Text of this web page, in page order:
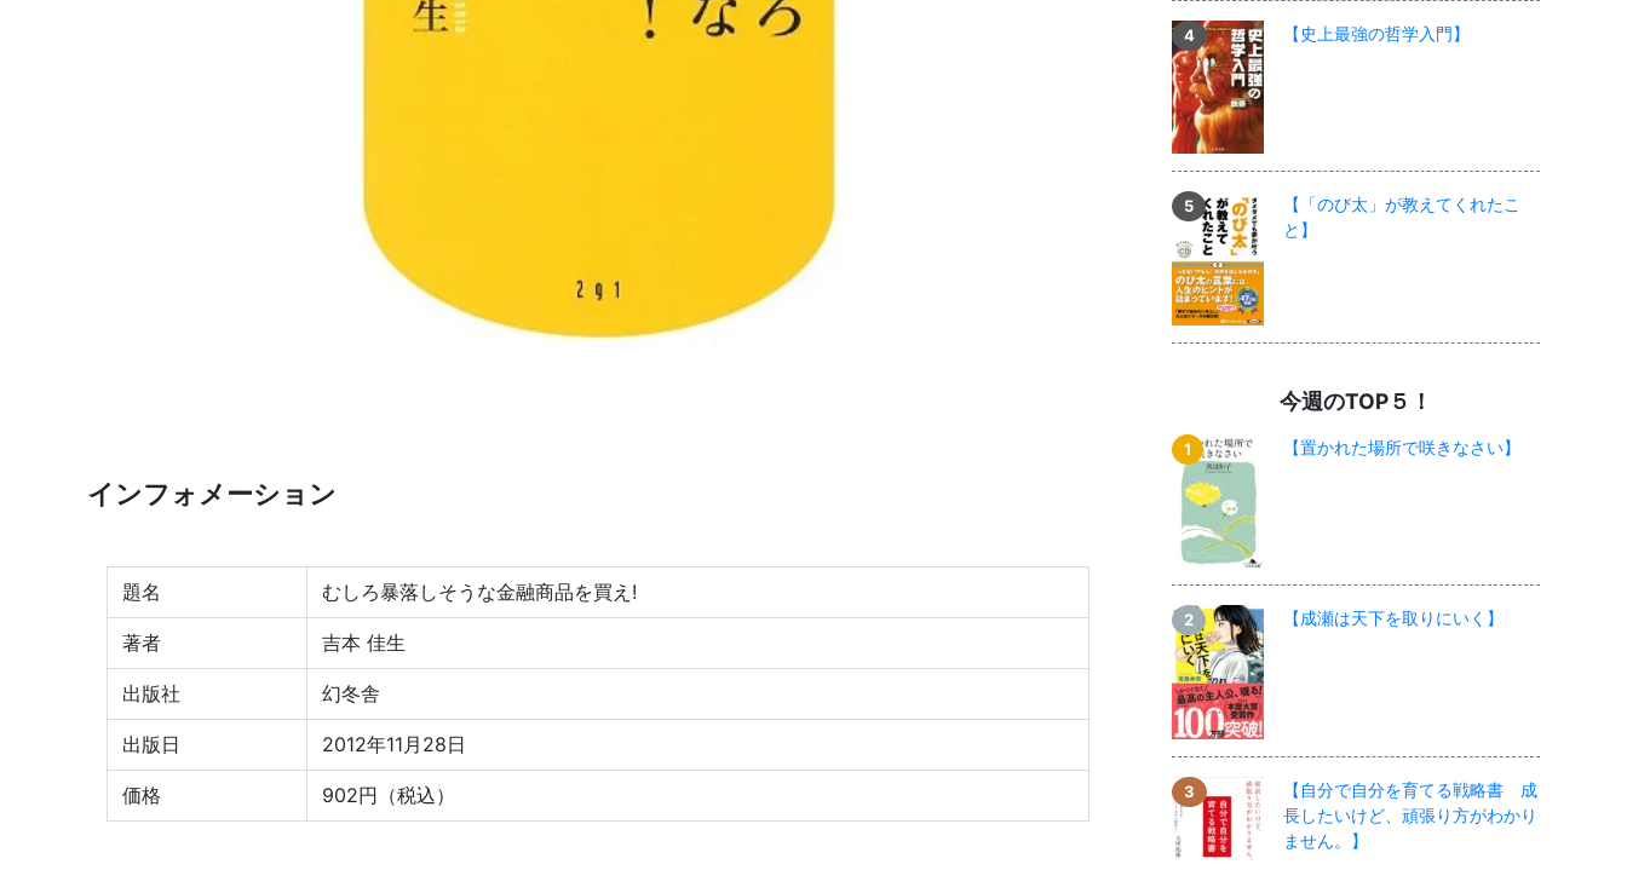
インフォメーション
題名 むしろ暴落しそうな金融商品を買え!
著者 吉本 佳生
出版社 幻冬舎
出版日 2012年11月28日
価格 902円（税込）
【史上最強の哲学入門】
【「のび太」が教えてくれたこ
と】
今週のTOP５！
【置かれた場所で咲きなさい】
【成瀬は天下を取りにいく】
【自分で自分を育てる戦略書 成
長したいけど、頑張り方がわかり
ません。】